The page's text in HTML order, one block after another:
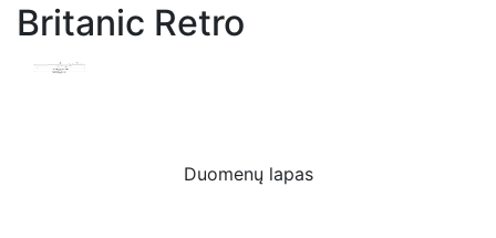
Britanic Retro
Duomenų lapas